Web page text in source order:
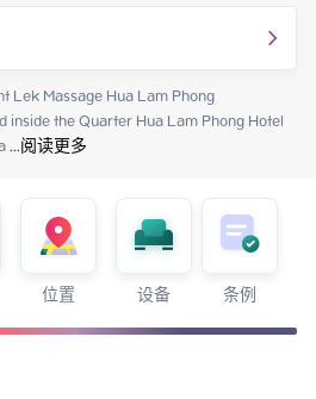
10:00 - 22:00
10:00 - 22:00
10:00 - 22:00
10:00 - 22:00
10:00 - 22:00
Lek Massage Hua Lam Phong
inside the Quarter Hua Lam Phong Hotel
...阅读更多
位置 设备 条例